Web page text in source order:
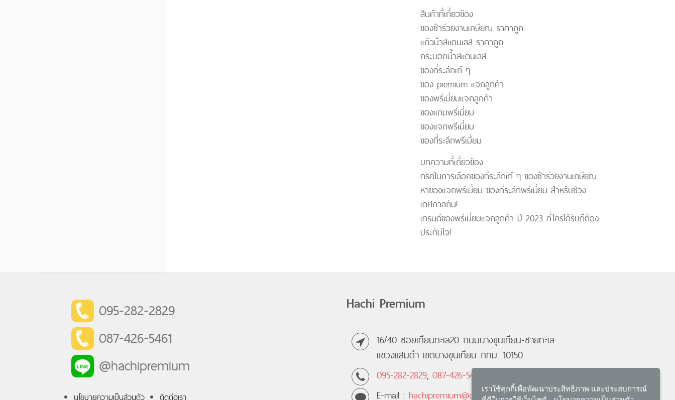
สินค้าที่เกี่ยวข้อง
ของชําร่วยงานเกษียณ ราคาถูก
แก้วน้ําสแตนเลส ราคาถูก
กระบอกน้ำสแตนเลส
ของที่ระลึกเก๋ ๆ
ของ premium แจกลูกค้า
ของพรีเมี่ยมแจกลูกค้า
ของแถมพรีเมี่ยม
ของแจกพรีเมี่ยม
ของที่ระลึกพรีเมี่ยม
บทความที่เกี่ยวข้อง
ทริคในการเลือกของที่ระลึกเก๋ ๆ ของชําร่วยงานเกษียณ
หาของแจกพรีเมี่ยม ของที่ระลึกพรีเมี่ยม สำหรับช่วง
เทศกาลกัน!
เทรนด์ของพรีเมี่ยมแจกลูกค้า ปี 2023 ที่ใครได้รับก็ต้อง
ประทับใจ!
095-282-2829
087-426-5461
@hachipremium
นโยบายความเป็นส่วนตัว ติดต่อเรา
Hachi Premium
16/40 ซอยเทียนทะเล20 ถนนบางขุนเทียน-ชายทะเล
แขวงแสมดำ เขตบางขุนเทียน กทม. 10150
095-282-2829,087-426-5461
E-mail : hachipremium@gmail.comเราใช้คุกกี้เพื่อพัฒนาประสิทธิภาพ และประสบการณ์